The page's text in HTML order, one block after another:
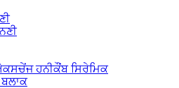
ਹਨੀਕੌਂਬ ਸਿਰੇਮਿਕ